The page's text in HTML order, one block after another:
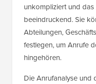
unkompliziert und
beeindruckend. Sie
Abteilungen,
festlegen, um Anrufe
hingehören.
Die Anrufanalyse und